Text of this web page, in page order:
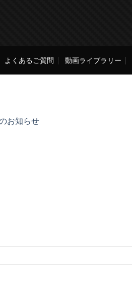
よくあるご質問 動画ライブラリー
お知らせ